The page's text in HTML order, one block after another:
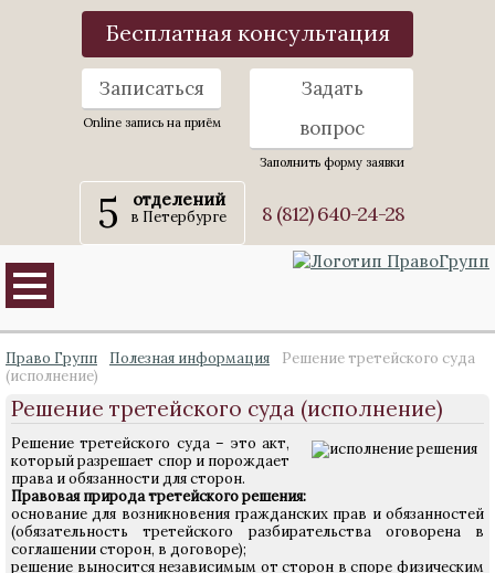
Бесплатная консультация
Записаться
Online запись на приём
Задать
вопрос
Заполнить форму заявки
5 отделений
в Петербурге 8 (812) 640-24-28
Право Групп Полезная информация
Решение третейского суда
(исполнение)
Решение третейского суда (исполнение)
Решение третейского суда – это акт,
который разрешает спор и порождает
права и обязанности для сторон.
Правовая природа третейского решения:
основание для возникновения гражданских прав и обязанностей
(обязательность третейского разбирательства оговорена в
соглашении сторон, в договоре);
решение выносится независимым от сторон в споре физическим